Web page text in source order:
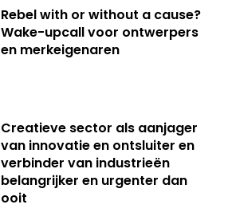
Rebel with or without a cause?
Wake-upcall voor ontwerpers
en merkeigenaren
Creatieve sector als aanjager
van innovatie en ontsluiter en
verbinder van industrieën
belangrijker en urgenter dan
ooit